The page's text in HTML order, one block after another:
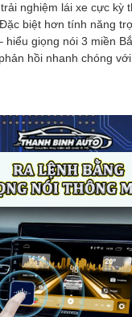
nghiệm lái xe cực kỳ
biệt hơn tính năng
hiểu giọng nói 3 miền
hồi nhanh chóng